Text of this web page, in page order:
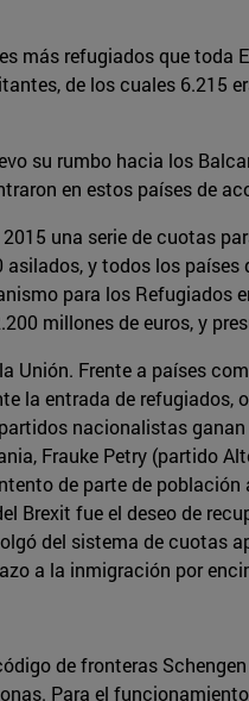
más refugiados que toda
de los cuales 6.215
su rumbo hacia los
en estos países de
una serie de cuotas
y todos los
para los Refugiados
millones de euros, y
Frente a países
la entrada de refugiados,
nacionalistas
Frauke Petry (partido
de parte de
Brexit fue el deseo de
del sistema de cuotas
a la inmigración por
de fronteras
Para el